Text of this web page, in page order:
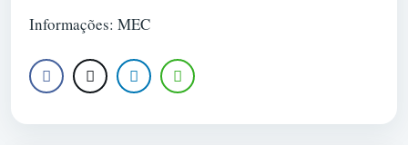
Informações: MEC